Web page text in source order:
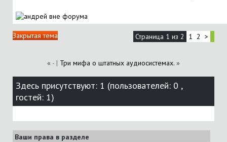
Закрытая тема Страница 1 из 2 1 2 >
« - | Три мифа о штатных аудиосистемах. »
Здесь присутствуют: 1 (пользователей: 0 ,
гостей: 1)
Ваши права в разделе